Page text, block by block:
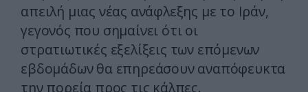
απειλή μιας νέας ανάφλεξης με το Ιράν,
γεγονός που σημαίνει ότι οι
στρατιωτικές εξελίξεις των επόμενων
εβδομάδων θα επηρεάσουν αναπόφευκτα
την πορεία προς τις κάλπες.